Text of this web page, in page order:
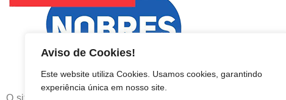
Aviso de Cookies!
Este website utiliza Cookies. Usamos cookies, garantindo
experiência única em nosso site.
O site mais atualizado de Nobres / As principais